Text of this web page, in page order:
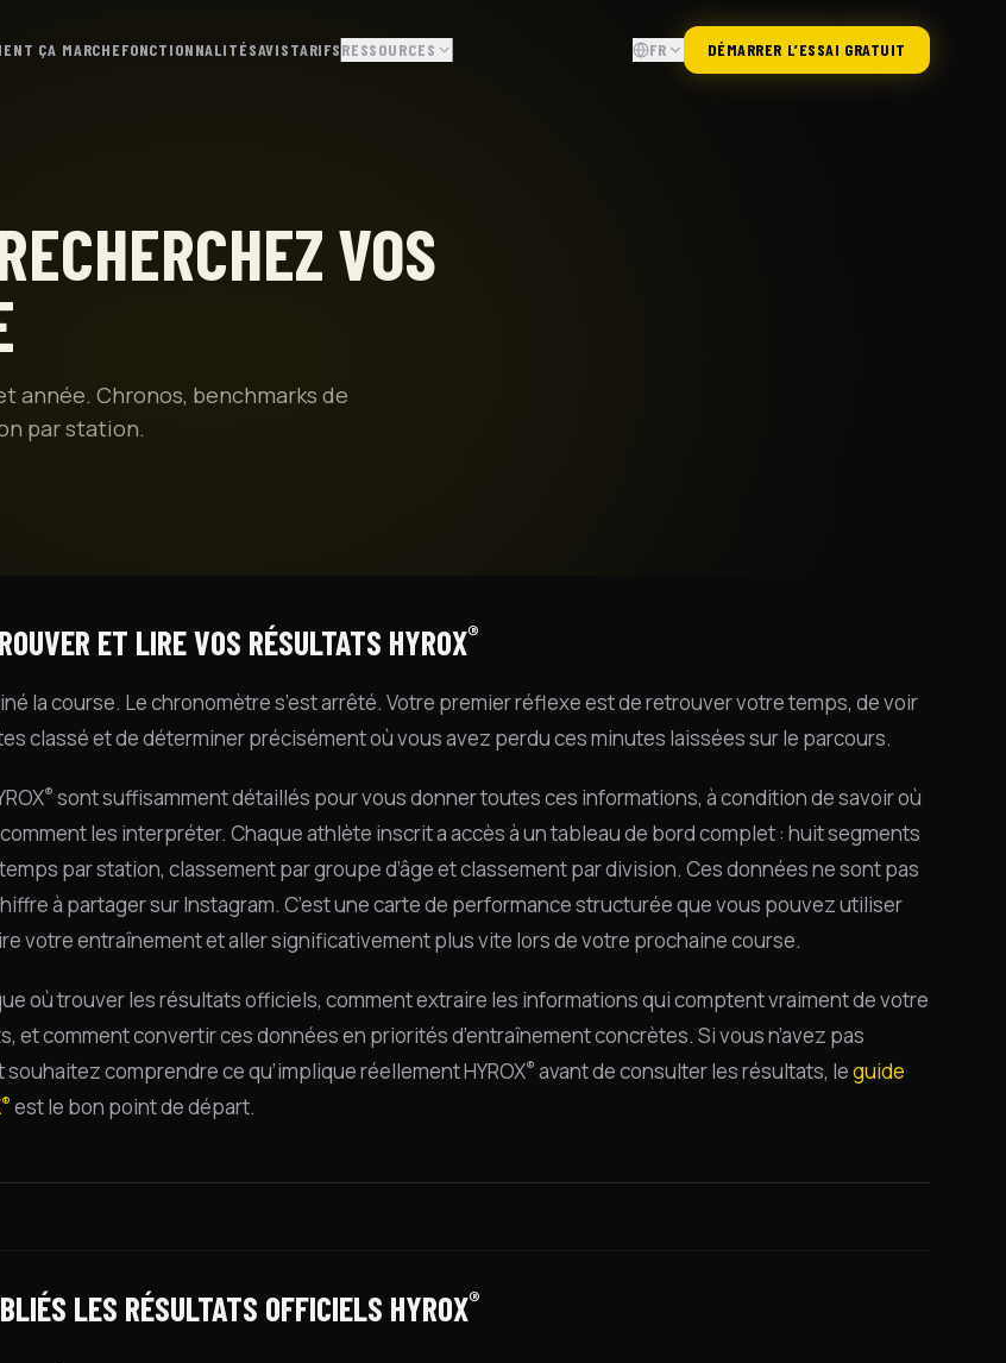
ÇA MARCHEFONCTIONNALITÉSAVISTARIFSRESSOURCES FR DÉMARRER L’ESSAI GRATUIT
VOS
année. Chronos, benchmarks de
par station.
ET LIRE VOS RÉSULTATS HYROX®
la course. Le chronomètre s’est arrêté. Votre premier réflexe est de retrouver votre temps, de voir
classé et de déterminer précisément où vous avez perdu ces minutes laissées sur le parcours.
® sont suffisamment détaillés pour vous donner toutes ces informations, à condition de savoir où
les interpréter. Chaque athlète inscrit a accès à un tableau de bord complet : huit segments
par station, classement par groupe d’âge et classement par division. Ces données ne sont pas
à partager sur Instagram. C’est une carte de performance structurée que vous pouvez utiliser
votre entraînement et aller significativement plus vite lors de votre prochaine course.
où trouver les résultats officiels, comment extraire les informations qui comptent vraiment de votre
et comment convertir ces données en priorités d’entraînement concrètes. Si vous n’avez pas
comprendre ce qu’implique réellement HYROX® avant de consulter les résultats, leguide
® est le bon point de départ.
LES RÉSULTATS OFFICIELS HYROX®